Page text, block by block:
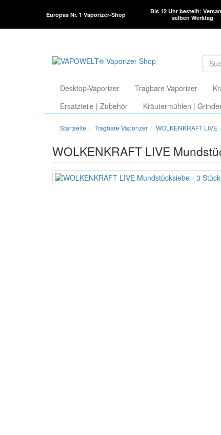
Europas Nr. 1 Vaporizer-Shop
Bis 12 Uhr bestellt:
selben Werktag
Desktop-Vaporizer Tragbare Vaporizer
Ersatzteile | Zubehör
Kräutermühlen |
Startseite Tragbare Vaporizer WOLKENKRAFT LIVE
WOLKENKRAFT LIVE